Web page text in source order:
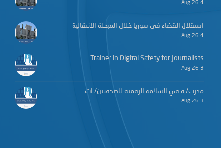
4 Aug 26
استقلال القضاء في سوريا خلال المرحلة الانتقالية
4 Aug 26
Trainer in Digital Safety for Journalists
3 Aug 26
مدرب/ـة في السلامة الرقمية للصحفيين/ـات
3 Aug 26